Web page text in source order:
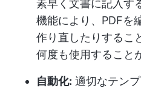
素早く文書に記入す
機能により、PDFを
作り直したりするこ
何度も使用すること
自動化: 適切なテン